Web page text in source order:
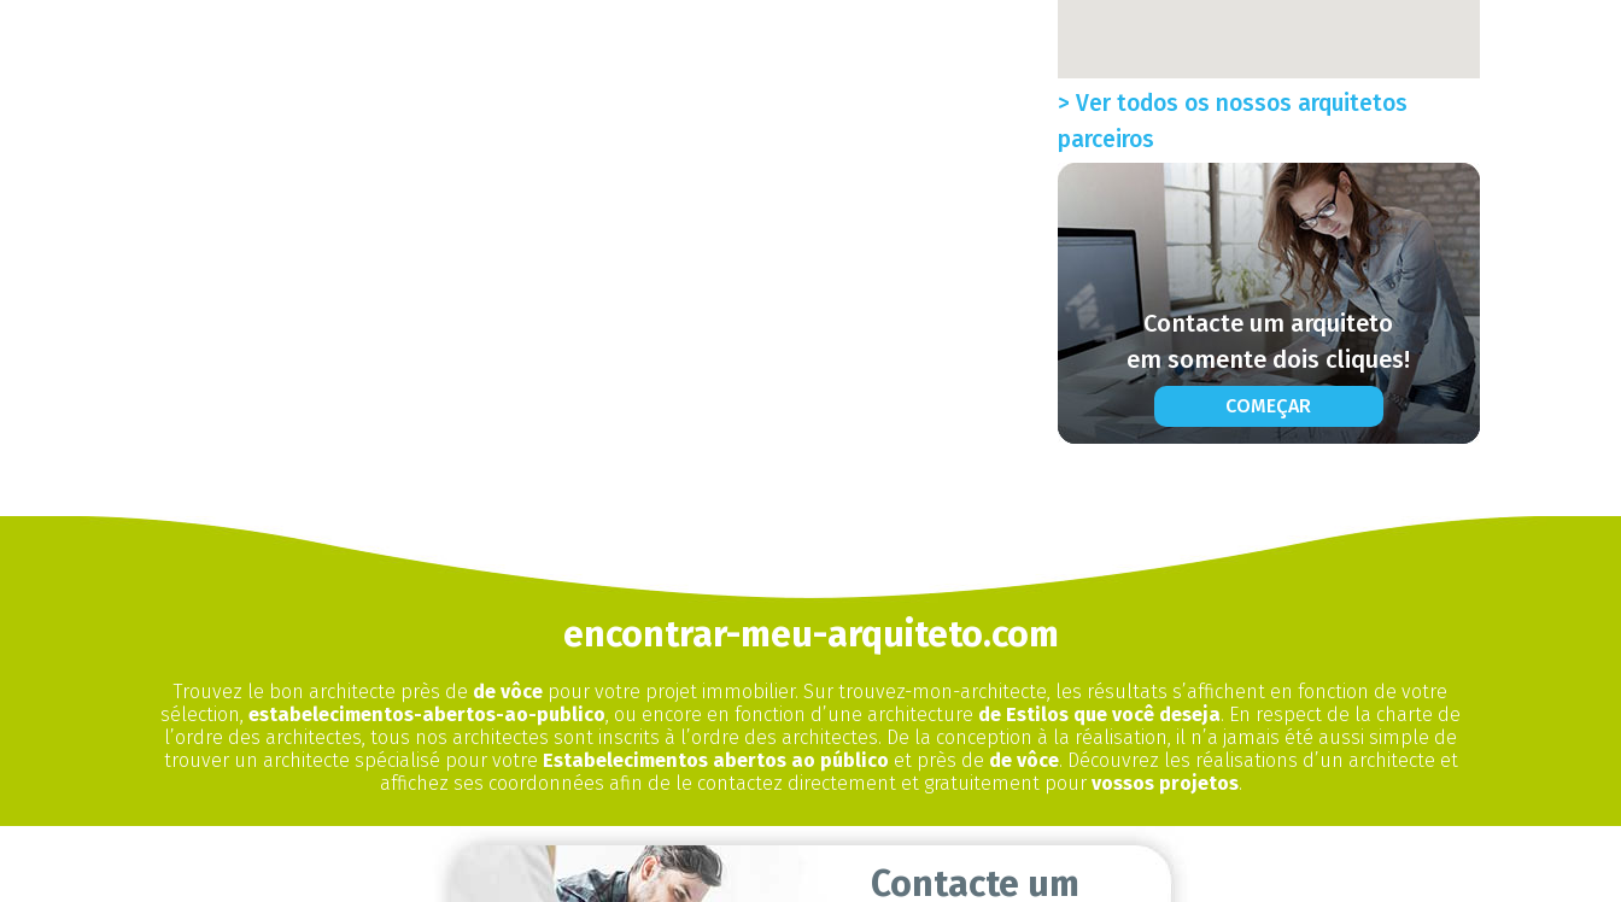
> Ver todos os nossos arquitetos
parceiros
Contacte um arquiteto
em somente dois cliques!
COMEÇAR
encontrar-meu-arquiteto.com
Trouvez le bon architecte près de de vôce pour votre projet immobilier. Sur trouvez-mon-architecte, les résultats s’affichent en fonction de votre
sélection, estabelecimentos-abertos-ao-publico, ou encore en fonction d’une architecture de Estilos que você deseja. En respect de la charte de
l’ordre des architectes, tous nos architectes sont inscrits à l’ordre des architectes. De la conception à la réalisation, il n’a jamais été aussi simple de
trouver un architecte spécialisé pour votre Estabelecimentos abertos ao público et près de de vôce. Découvrez les réalisations d’un architecte et
affichez ses coordonnées afin de le contactez directement et gratuitement pour vossos projetos.
Contacte um